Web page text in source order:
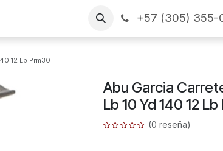
CONTÁCTENOS Financiamiento
+57 (305) 355-
12 Lb Prm30
Abu Garcia
Lb 10 Yd 140 12
(0 reseña)